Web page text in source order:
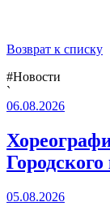
Возврат к списку
#Новости
`
06.08.2026
05.08.2026